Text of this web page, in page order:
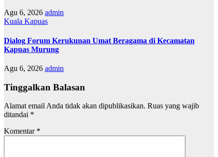
Agu 6, 2026 admin
Kuala Kapuas
Dialog Forum Kerukunan Umat Beragama di Kecamatan
Kapuas Murung
Agu 6, 2026 admin
Tinggalkan Balasan
Alamat email Anda tidak akan dipublikasikan. Ruas yang wajib
ditandai *
Komentar *